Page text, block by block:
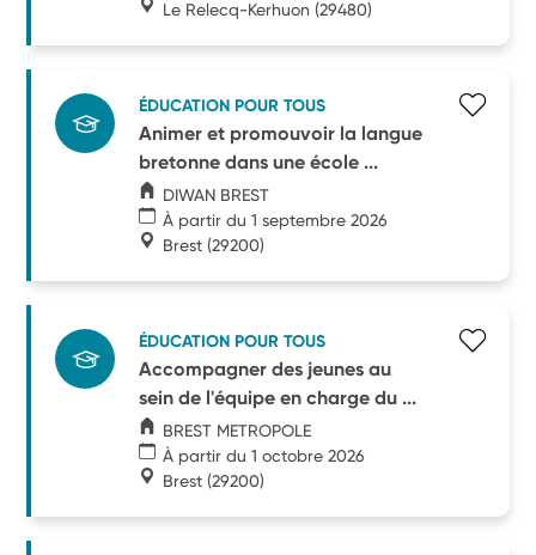
Le Relecq-Kerhuon (29480)
ÉDUCATION POUR TOUS
Animer et promouvoir la langue
bretonne dans une école ...
DIWAN BREST
À partir du 1 septembre 2026
Brest (29200)
ÉDUCATION POUR TOUS
Accompagner des jeunes au
sein de l'équipe en charge du ...
BREST METROPOLE
À partir du 1 octobre 2026
Brest (29200)